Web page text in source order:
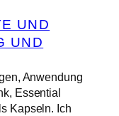
UND
UND
Anwendung
Essential
Kapseln. Ich